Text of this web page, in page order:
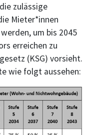
zulässige
Mieter*innen
um bis 2045
erreichen zu
(KSG) vorsieht.
wie folgt aussehen: